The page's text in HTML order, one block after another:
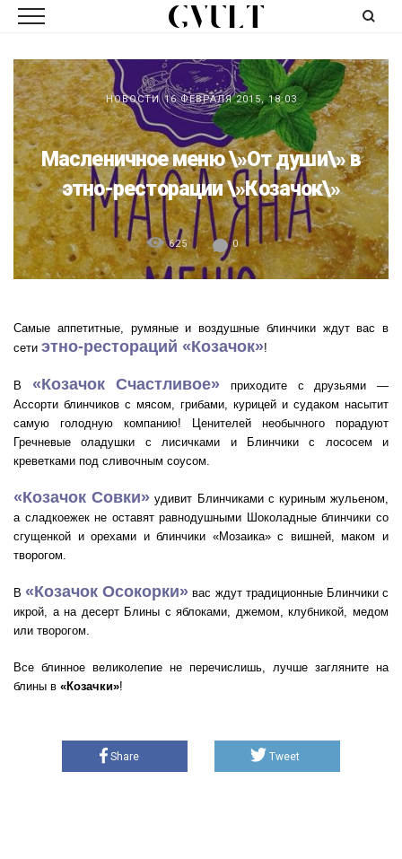
НОВОСТИ 16 ФЕВРАЛЯ 2015, 18:03
Масленичное меню \»От души\» в
этно-ресторации \»Козачок\»
625 0
Самые аппетитные, румяные и воздушные блинчики ждут вас в
сети этно-рестораций «Козачок»!
В «Козачок Счастливое» приходите с друзьями —
Ассорти блинчиков с мясом, грибами, курицей и судаком насытит
самую голодную компанию! Ценителей необычного порадуют
Гречневые оладушки с лисичками и Блинчики с лососем и
креветками под сливочным соусом.
«Козачок Совки» удивит Блинчиками с куриным жульеном,
а сладкоежек не оставят равнодушными Шоколадные блинчики со
сгущенкой и орехами и блинчики «Мозаика» с вишней, маком и
творогом.
В«Козачок Осокорки» вас ждут традиционные Блинчики с
икрой, а на десерт Блины с яблоками, джемом, клубникой, медом
или творогом.
Все блинное великолепие не перечислишь, лучше загляните на
блины в «Козачки»!
Share Tweet